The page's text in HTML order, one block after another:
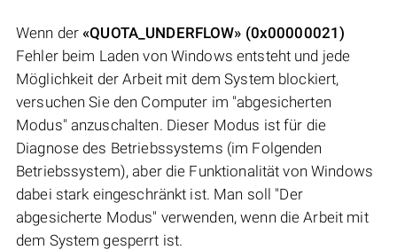
Wenn der«QUOTA_UNDERFLOW» (0x00000021)
Fehler beim Laden von Windows entsteht und jede
Möglichkeit der Arbeit mit dem System blockiert,
versuchen Sie den Computer im "abgesicherten
Modus" anzuschalten. Dieser Modus ist für die
Diagnose des Betriebssystems (im Folgenden
Betriebssystem), aber die Funktionalität von Windows
dabei stark eingeschränkt ist. Man soll "Der
abgesicherte Modus" verwenden, wenn die Arbeit mit
dem System gesperrt ist.